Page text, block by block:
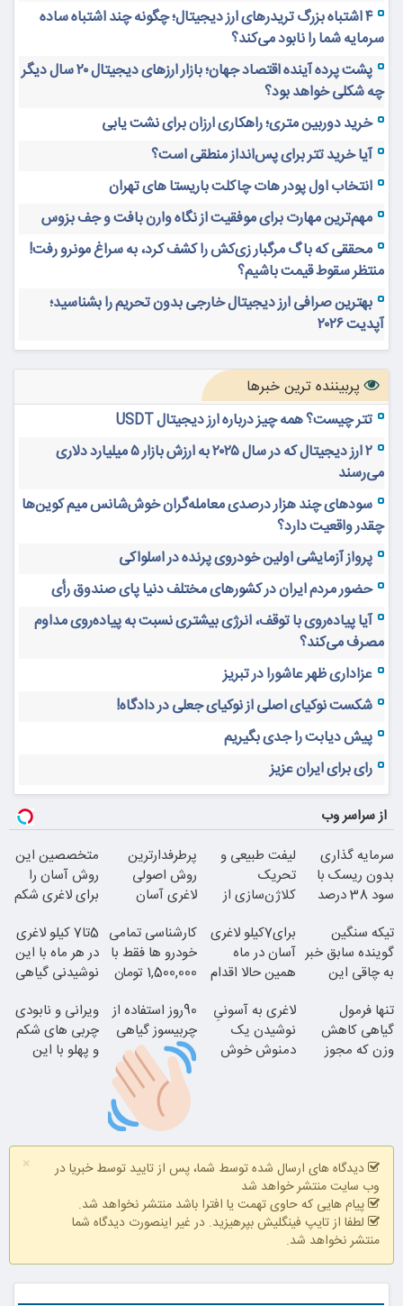
۴ اشتباه بزرگ تریدرهای ارز دیجیتال؛ چگونه چند اشتباه ساده
سرمایه شما را نابود می‌کند؟
پشت پرده آینده اقتصاد جهان؛ بازار ارزهای دیجیتال ۲۰ سال دیگر
چه شکلی خواهد بود؟
خرید دوربین متری؛ راهکاری ارزان برای نشت یابی
آیا خرید تتر برای پس‌انداز منطقی است؟
انتخاب اول پودر هات چاکلت باریستا های تهران
مهم‌ترین مهارت برای موفقیت از نگاه وارن بافت و جف بزوس
محققی که باگ مرگبار زی‌کش را کشف کرد، به سراغ مونرو رفت!
منتظر سقوط قیمت باشیم؟
بهترین صرافی ارز دیجیتال خارجی بدون تحریم را بشناسید؛
آپدیت ۲۰۲۶
پربیننده ترین خبرها
تتر چیست؟ همه چیز درباره ارز دیجیتال USDT
۲ ارز دیجیتال که در سال ۲۰۲۵ به ارزش بازار ۵ میلیارد دلاری
می‌رسند
سودهای چند هزار درصدی معامله‌گران خوش‌شانس میم کوین‌ها
چقدر واقعیت دارد؟
پرواز آزمایشی اولین خودروی پرنده در اسلواکی
حضور مردم ایران در کشورهای مختلف دنیا پای صندوق رأی
آیا پیاده‌روی با توقف، انرژی بیشتری نسبت به پیاده‌روی مداوم
مصرف می‌کند؟
عزاداری ظهر عاشورا در تبریز
شکست نوکیای اصلی از نوکیای جعلی در دادگاه!
پیش دیابت را جدی بگیریم
رای برای ایران عزیز
از سراسر وب
سرمایه گذاری
بدون ریسک با
سود 38 درصد
لیفت طبیعی و
تحریک
کلاژن‌سازی از
24ماه ماندگاری
جوان شو
پرطرفدارترین
روش اصولی
لاغری آسان
چربیسوز
گیاهی(تخفیف
فقط امروز)
متخصصین این
روش آسان را
برای لاغری شکم
کردند
تیکه سنگین
گوینده سابق خبر
به چاقی این
زنده
برای7کیلو لاغری
آسان در ماه
همین حالا اقدام
قیمت قدیم
کارشناسی تمامی
خودرو ها فقط با
1,500,000 تومان
5تا7 کیلو لاغری
در هر ماه با این
نوشیدنی گیاهی
تنها فرمول
گیاهی کاهش
وزن که مجوز
لاغری به آسونیِ
نوشیدن یک
دمنوش خوش
90روز استفاده از
چربیسوز گیاهی
خدافظی
همیشگی با
تخفیف
ویرانی و نابودی
چربی های شکم
و پهلو با این
×
دیدگاه های ارسال شده توسط شما، پس از تایید توسط خبریا در
وب سایت منتشر خواهد شد
پیام هایی که حاوی تهمت یا افترا باشد منتشر نخواهد شد.
لطفا از تایپ فینگلیش بپرهیزید. در غیر اینصورت دیدگاه شما
منتشر نخواهد شد.